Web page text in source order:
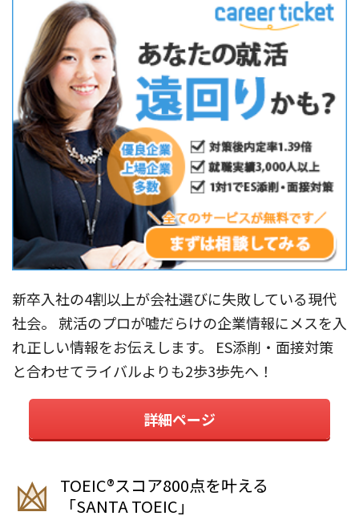
新卒入社の4割以上が会社選びに失敗している現代
社会。 就活のプロが嘘だらけの企業情報にメスを入
れ正しい情報をお伝えします。 ES添削・面接対策
と合わせてライバルよりも2歩3歩先へ！
詳細ページ
TOEIC®︎スコア800点を叶える
「SANTA TOEIC」